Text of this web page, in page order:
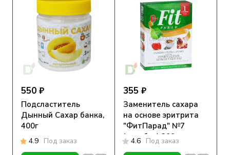
550 ₽
Подсластитель
Дынный Сахар банка,
400г
4.9 Под заказ
355 ₽
Заменитель сахара
на основе эритрита
"ФитПарад" №7
(коробка) 200гр
4.6 Под заказ